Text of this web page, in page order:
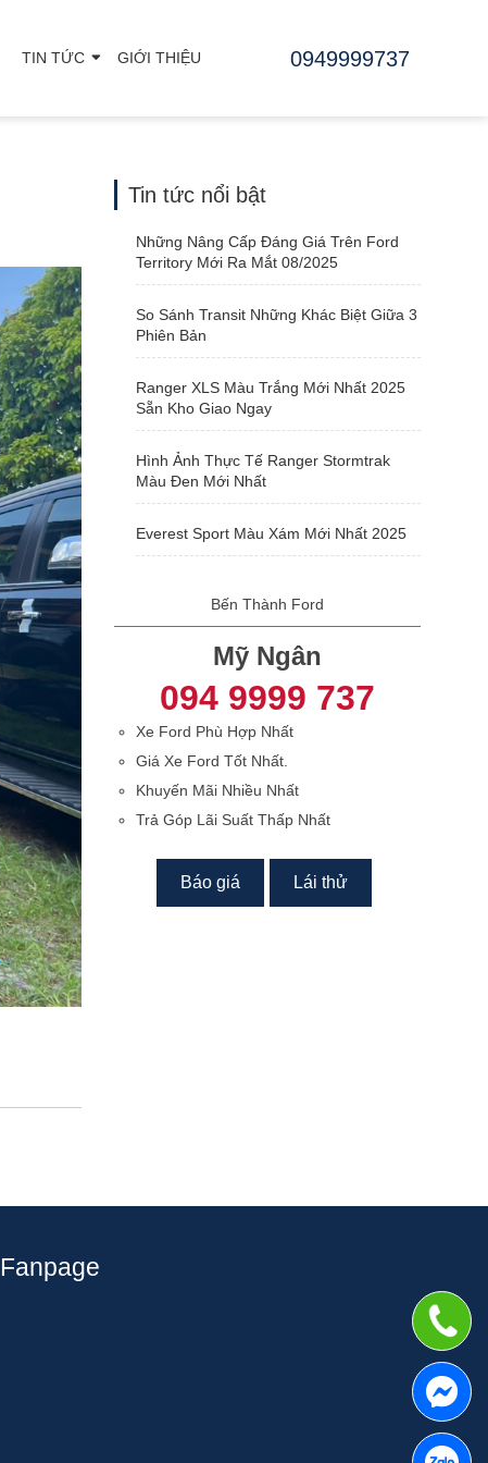
TIN TỨC GIỚI THIỆU 0949999737
Tin tức nổi bật
Những Nâng Cấp Đáng Giá Trên Ford
Territory Mới Ra Mắt 08/2025
So Sánh Transit Những Khác Biệt Giữa 3
Phiên Bản
Ranger XLS Màu Trắng Mới Nhất 2025
Sẵn Kho Giao Ngay
Hình Ảnh Thực Tế Ranger Stormtrak
Màu Đen Mới Nhất
Everest Sport Màu Xám Mới Nhất 2025
Bến Thành Ford
Mỹ Ngân
094 9999 737
Xe Ford Phù Hợp Nhất
Giá Xe Ford Tốt Nhất.
Khuyến Mãi Nhiều Nhất
Trả Góp Lãi Suất Thấp Nhất
Báo giá Lái thử
Fanpage